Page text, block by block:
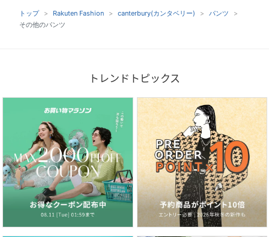
トップ Rakuten Fashion canterbury(カンタベリー)
パンツ
その他のパンツ
トレンドトピックス